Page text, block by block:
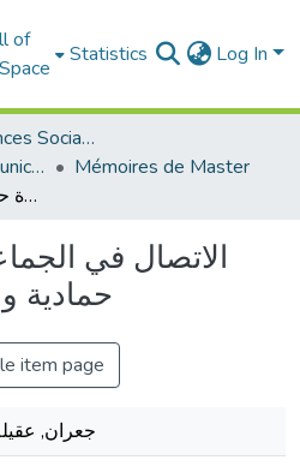
of
Statistics Log In
Faculté des Sciences Sociales
Département de communication
Mémoires de Master
الاتصال في الجماعات المحلية دائرة حمادية ولاية تيارت انموذجا
الاتصال في
حمادية
item page
جعران,